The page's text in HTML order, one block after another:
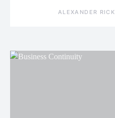
ALEXANDER RICK